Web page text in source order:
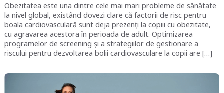
Obezitatea este una dintre cele mai mari probleme de sănătate
la nivel global, existând dovezi clare că factorii de risc pentru
boala cardiovasculară sunt deja prezenți la copiii cu obezitate,
cu agravarea acestora în perioada de adult. Optimizarea
programelor de screening și a strategiilor de gestionare a
riscului pentru dezvoltarea bolii cardiovasculare la copii are […]